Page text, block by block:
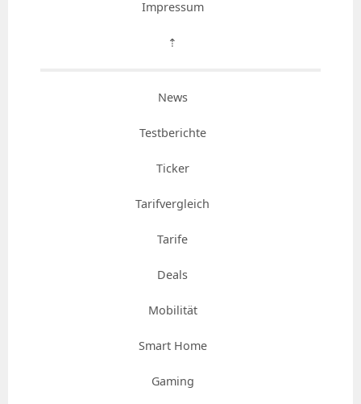
Impressum
⇡
News
Testberichte
Ticker
Tarifvergleich
Tarife
Deals
Mobilität
Smart Home
Gaming